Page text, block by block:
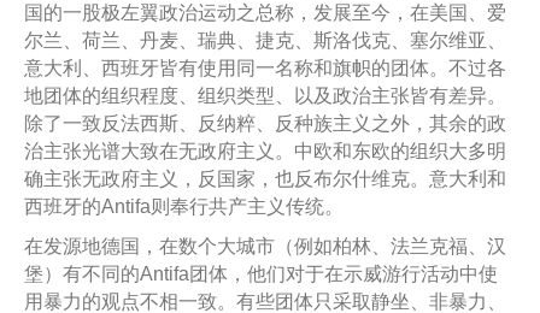
国的一股极左翼政治运动之总称，发展至今，在美国、爱
尔兰、荷兰、丹麦、瑞典、捷克、斯洛伐克、塞尔维亚、
意大利、西班牙皆有使用同一名称和旗帜的团体。不过各
地团体的组织程度、组织类型、以及政治主张皆有差异。
除了一致反法西斯、反纳粹、反种族主义之外，其余的政
治主张光谱大致在无政府主义。中欧和东欧的组织大多明
确主张无政府主义，反国家，也反布尔什维克。意大利和
西班牙的Antifa则奉行共产主义传统。
在发源地德国，在数个大城市（例如柏林、法兰克福、汉
堡）有不同的Antifa团体，他们对于在示威游行活动中使
用暴力的观点不相一致。有些团体只采取静坐、非暴力、